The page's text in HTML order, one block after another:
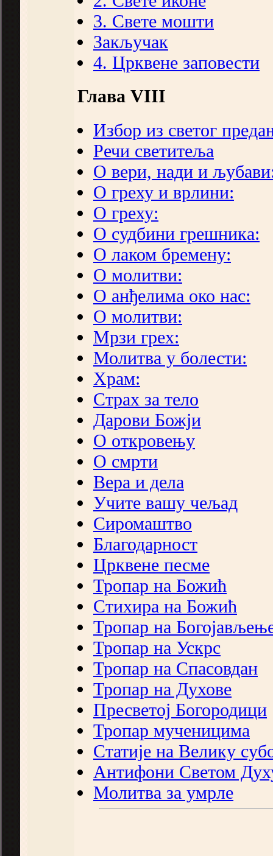
3. Свете мошти
Закључак
4. Црквене заповести
Глава VIII
Избор из светог
Речи светитеља
О вери, нади и
О греху и врлини:
О греху:
О судбини грешника:
О лаком бремену:
О молитви:
О анђелима око нас:
О молитви:
Мрзи грех:
Молитва у болести:
Храм:
Страх за тело
Дарови Божји
О откровењу
О смрти
Вера и дела
Учите вашу чељад
Сиромаштво
Благодарност
Црквене песме
Тропар на Божић
Стихира на Божић
Тропар на
Тропар на Ускрс
Тропар на Спасовдан
Тропар на Духове
Пресветој Богородици
Тропар мученицима
Статије на Велику
Антифони Светом
Молитва за умрле